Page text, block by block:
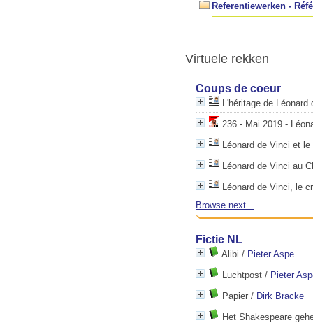
Referentiewerken -
Virtuele rekken
Coups de coeur
L'héritage de Léonard
236 - Mai 2019 -
Léonard de Vinci et
Léonard de Vinci au
Léonard de Vinci, le
Browse next...
Fictie NL
Alibi / Pieter Aspe
Luchtpost / Pieter
Papier / Dirk Bracke
Het Shakespeare